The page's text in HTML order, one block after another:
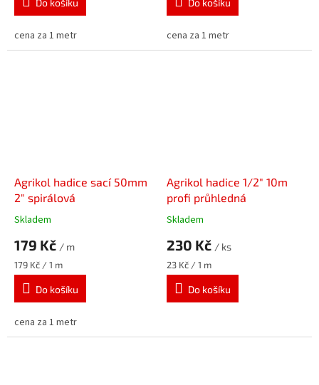
cena za 1 metr cena za 1 metr
Agrikol hadice sací 50mm
2" spirálová
Skladem
179 Kč / m
Měrná
cena:
179 Kč / 1 m
Do košíku
cena za 1 metr
Agrikol hadice 1/2" 10m
profi průhledná
Skladem
230 Kč / ks
Měrná
cena:
23 Kč / 1 m
Do košíku